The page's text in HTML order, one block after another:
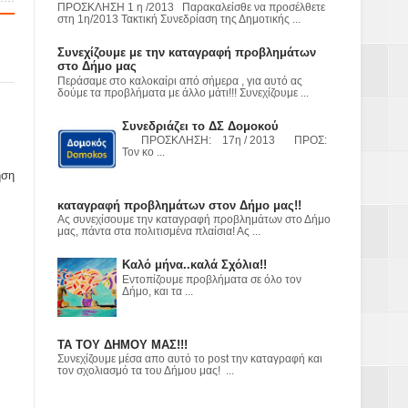
ΠΡΟΣΚΛΗΣΗ 1 η /2013 Παρακαλείσθε να προσέλθετε
στη 1η/2013 Τακτική Συνεδρίαση της Δημοτικής ...
Συνεχίζουμε με την καταγραφή προβλημάτων
στο Δήμο μας
Περάσαμε στο καλοκαίρι από σήμερα , για αυτό ας
δούμε τα προβλήματα με άλλο μάτι!!! Συνεχίζουμε ...
Συνεδριάζει το ΔΣ Δομοκού
ΠΡΟΣΚΛΗΣΗ: 17η / 2013 ΠΡΟΣ:
Τον κο ...
καταγραφή προβλημάτων στον Δήμο μας!!
Ας συνεχίσουμε την καταγραφή προβλημάτων στο Δήμο
μας, πάντα στα πολιτισμένα πλαίσια! Ας ...
Καλό μήνα..καλά Σχόλια!!
Εντοπίζουμε προβλήματα σε όλο τον
Δήμο, και τα ...
ΤΑ ΤΟΥ ΔΗΜΟΥ ΜΑΣ!!!
Συνεχίζουμε μέσα απο αυτό το post την καταγραφή και
τον σχολιασμό τα του Δήμου μας! ...